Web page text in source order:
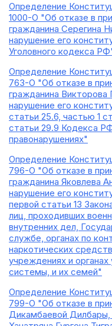
Определение
1000-О "Об отказе в
гражданина Серегина
нарушение его
Уголовного кодекса
Определение
763-О "Об отказе в
гражданина Викторова
нарушение его
статьи 25.6, частью 1
статьи 29.9 Кодекса
правонарушениях"
Определение
796-О "Об отказе в
гражданина Яковлева
нарушение его
первой статьи 13
лиц, проходивших
внутренних дел,
службе, органах по
наркотических
учреждениях и органах
системы, и их семей"
Определение
799-О "Об отказе в
Дикамбаевой Дилбары,